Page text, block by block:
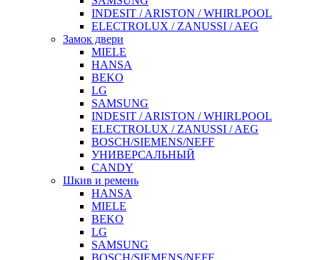
INDESIT / ARISTON / WHIRLPOOL
ELECTROLUX / ZANUSSI / AEG
Замок двери
MIELE
HANSA
BEKO
LG
SAMSUNG
INDESIT / ARISTON / WHIRLPOOL
ELECTROLUX / ZANUSSI / AEG
BOSCH/SIEMENS/NEFF
УНИВЕРСАЛЬНЫЙ
CANDY
Шкив и ремень
HANSA
MIELE
BEKO
LG
SAMSUNG
BOSCH/SIEMENS/NEFF